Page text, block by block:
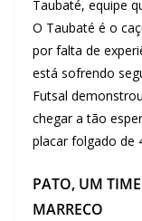
Taubaté, equipe
O Taubaté é o
por falta de
está sofrendo
Futsal
chegar a tão
placar folgado de
PATO, UM
MARRECO